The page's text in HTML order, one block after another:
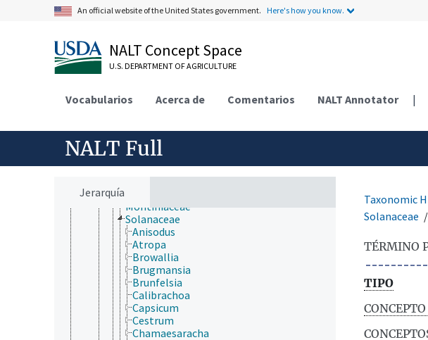
An official website of the United States government. Here's how you know.
NALT Concept Space
U.S. DEPARTMENT OF AGRICULTURE
Vocabularios Acerca de Comentarios NALT Annotator |
NALT Full
Jerarquía
Papaverales
Piperales
Polygalales
Rosales
Sapindales
Saxifragales
Scrophulariales
Solanales
Convolvulaceae
Montiniaceae
Solanaceae
Anisodus
Atropa
Browallia
Brugmansia
Brunfelsia
Calibrachoa
Capsicum
Cestrum
Chamaesaracha
Taxonomic
Solanaceae
TÉRMINO
TIPO